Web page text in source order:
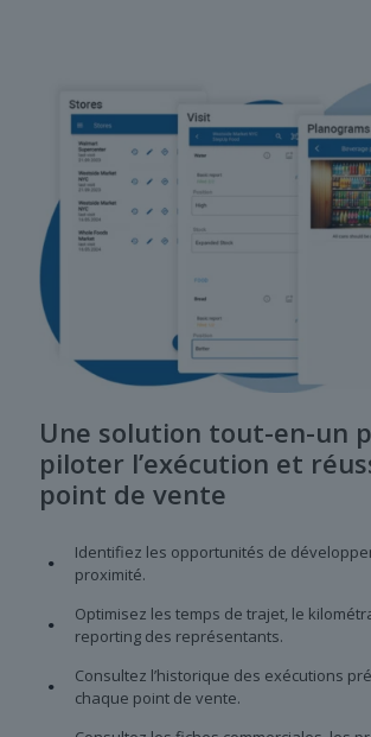
Une solution tout-en-un
piloter l’exécution et
point de vente
Identifiez les opportunités de
proximité.
Optimisez les temps de trajet, le
reporting des représentants.
Consultez l’historique des exécutions
chaque point de vente.